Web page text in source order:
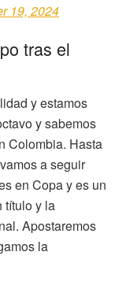
19, 2024
tras el
y estamos
y sabemos
Colombia. Hasta
a seguir
en Copa y es un
título y la
Apostaremos
la